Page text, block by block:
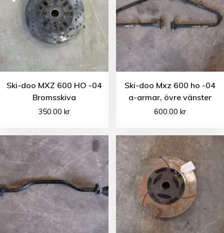
Ski-doo MXZ 600 HO -04
Bromsskiva
350.00kr
Ski-doo Mxz 600 ho -04
a-armar, övre vänster
600.00 kr